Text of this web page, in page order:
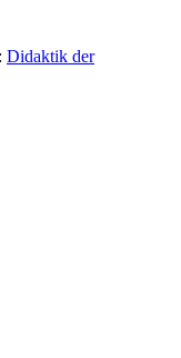
: Didaktik der